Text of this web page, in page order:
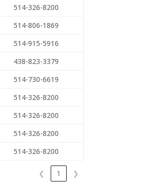
514-326-8200
514-806-1869
514-915-5916
438-823-3379
514-730-6619
514-326-8200
514-326-8200
514-326-8200
514-326-8200
❮ 1 ❯